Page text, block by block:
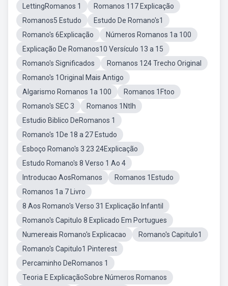
LettingRomanos 1
Romanos 117 Explicação
Romanos5 Estudo
Estudo De Romano's1
Romano's 6Explicação
Números Romanos 1a 100
Explicação De Romanos10 Versículo 13 a 15
Romano's Significados
Romanos 124 Trecho Original
Romano's 1Original Mais Antigo
Algarismo Romanos 1a 100
Romanos 1Ftoo
Romano's SEC 3
Romanos 1Ntlh
Estudio Biblico DeRomanos 1
Romano's 1De 18 a 27 Estudo
Esboço Romano's 3 23 24Explicação
Estudo Romano's 8 Verso 1 Ao 4
Introducao AosRomanos
Romanos 1Estudo
Romanos 1a 7 Livro
8 Aos Romano's Verso 31 Explicação Infantil
Romano's Capitulo 8 Explicado Em Portugues
Numereais Romano's Explicacao
Romano's Capitulo1
Romano's Capitulo1 Pinterest
Percaminho DeRomanos 1
Teoria E ExplicaçãoSobre Números Romanos